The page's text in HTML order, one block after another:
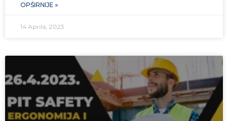
OPŠIRNIJE »
14 Aprila, 2023